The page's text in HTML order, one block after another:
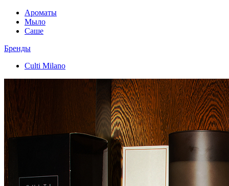
Ароматы
Мыло
Саше
Бренды
Culti Milano